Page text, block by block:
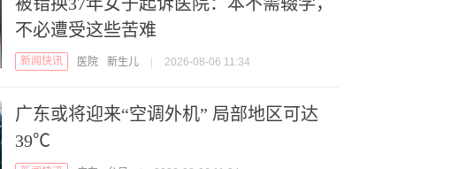
不必遭受这些苦难
新闻快讯 医院 新生儿 | 2026-08-06 11:34
广东或将迎来“空调外机” 局部地区可达
39℃